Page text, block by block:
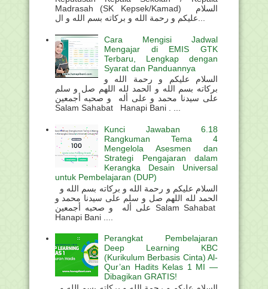
Madrasah (SK Kepsek/Kamad) السلام
Cara Mengisi Jadwal
Mengajar di EMIS GTK
Terbaru, Lengkap dengan
Syarat dan Panduannya
السلام عليكم و رحمة الله و
بركاته بسم الله و الحمد لله اللهم صل و سلم
على سيدنا محمد و على أله و صحبه أجمعين
Salam Sahabat Hanapi Bani . ...
Kunci Jawaban 6.18
Rangkuman Tema 4
Mengelola Asesmen dan
Strategi Pengajaran dalam
Kerangka Desain Universal
untuk Pembelajaran (DUP)
الحمد لله اللهم صل و سلم على سيدنا محمد و
على أله و صحبه أجمعين Salam Sahabat
Hanapi Bani ....
Perangkat Pembelajaran
Deep Learning KBC
(Kurikulum Berbasis Cinta) Al-
Qur’an Hadits Kelas 1 MI —
Dibagikan GRATIS!